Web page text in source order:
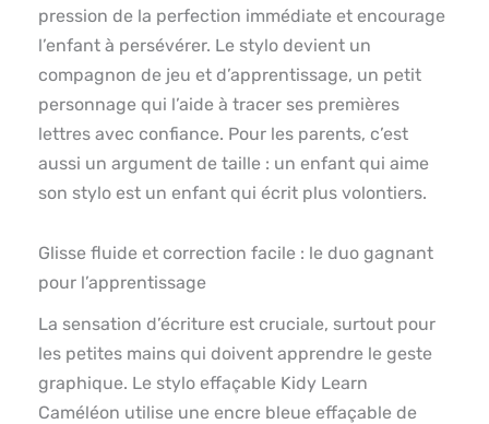
pression de la perfection immédiate et encourage
l’enfant à persévérer. Le stylo devient un
compagnon de jeu et d’apprentissage, un petit
personnage qui l’aide à tracer ses premières
lettres avec confiance. Pour les parents, c’est
aussi un argument de taille : un enfant qui aime
son stylo est un enfant qui écrit plus volontiers.
Glisse fluide et correction facile : le duo gagnant
pour l’apprentissage
La sensation d’écriture est cruciale, surtout pour
les petites mains qui doivent apprendre le geste
graphique. Le stylo effaçable Kidy Learn
Caméléon utilise une encre bleue effaçable de